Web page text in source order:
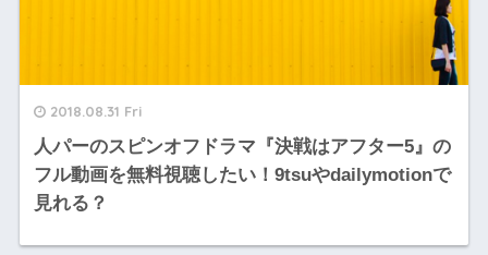
2018.08.31 Fri
人パーのスピンオフドラマ『決戦はアフター5』の
フル動画を無料視聴したい！9tsuやdailymotionで
見れる？